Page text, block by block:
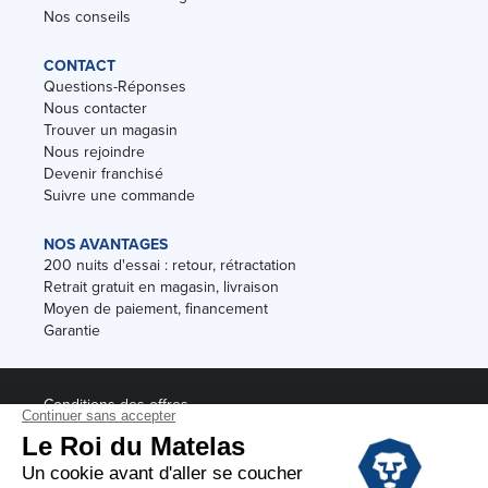
Nos conseils
CONTACT
Questions-Réponses
Nous contacter
Trouver un magasin
Nous rejoindre
Devenir franchisé
Suivre une commande
NOS AVANTAGES
200 nuits d'essai : retour, rétractation
Retrait gratuit en magasin, livraison
Moyen de paiement, financement
Garantie
Conditions des offres
Black Friday
Destockage
Soldes